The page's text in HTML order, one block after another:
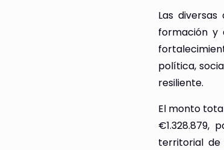
Las
formación y
política,
resiliente.
El monto
territorial de